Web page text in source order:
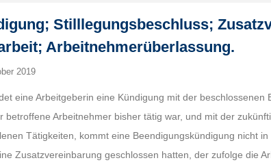
Stilllegungsbeschluss;
Arbeitnehmerüberlassung.
2019
eine Arbeitgeberin eine Kündigung mit der beschlossenen
betroffene Arbeitnehmer bisher tätig war, und mit der
Tätigkeiten, kommt eine Beendigungskündigung nicht
Zusatzvereinbarung geschlossen hatten, der zufolge die